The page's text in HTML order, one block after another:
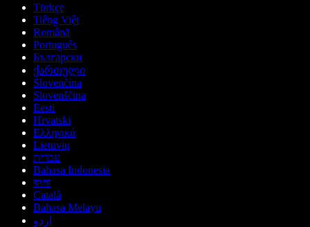
Türkçe
Tiếng Việt
Română
Português
Български
ქართული
Slovenčina
Slovenščina
Eesti
Hrvatski
Ελληνικά
Lietuvių
עברית
Bahasa Indonesia
বাংলা
Català
Bahasa Melayu
اردو